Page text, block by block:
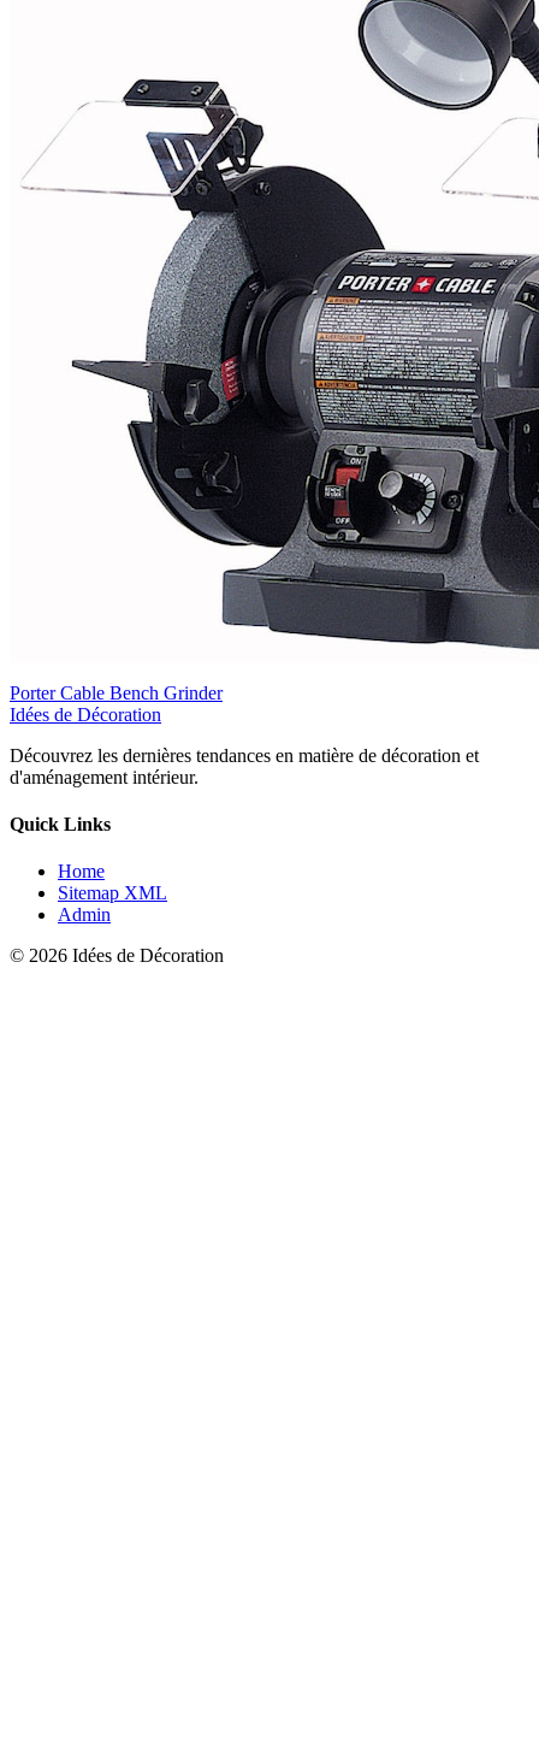
Porter Cable Bench Grinder
Idées de Décoration
Découvrez les dernières tendances en matière de décoration et
d'aménagement intérieur.
Quick Links
Home
Sitemap XML
Admin
© 2026 Idées de Décoration